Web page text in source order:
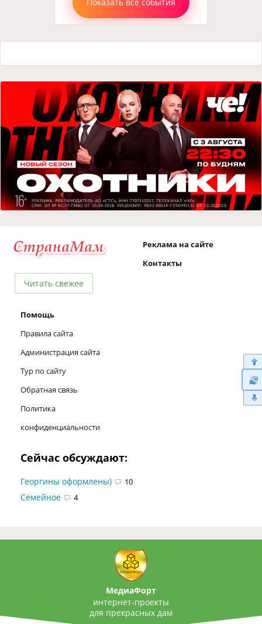
Читать свежее
Реклама на сайте
Контакты
Помощь
Правила сайта
Администрация сайта
Тур по сайту
Обратная связь
Политика
конфиденциальности
Сейчас обсуждают:
Георгины оформлены) 10
Семейное 4
МедиаФорт
интернет-проекты
для прекрасных дам